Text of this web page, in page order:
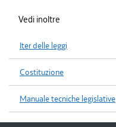
Vedi inoltre
Iter delle leggi
Costituzione
Manuale tecniche legislative